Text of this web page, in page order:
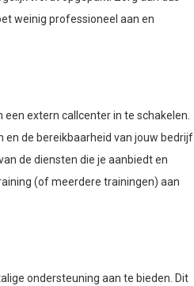
weinig professioneel aan en
extern callcenter in te schakelen.
en de bereikbaarheid van jouw bedrijf
de diensten die je aanbiedt en
(of meerdere trainingen) aan
ondersteuning aan te bieden. Dit